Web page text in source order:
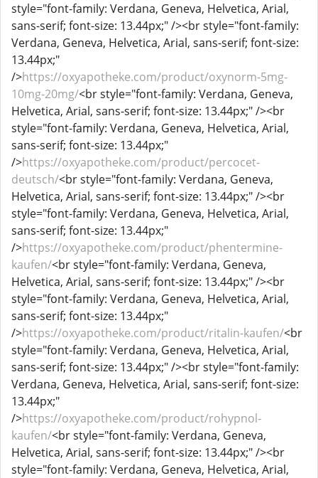
style="font-family: Verdana, Geneva, Helvetica, Arial,
sans-serif; font-size: 13.44px;" /><br style="font-family:
Verdana, Geneva, Helvetica, Arial, sans-serif; font-size:
13.44px;"
/>https://oxyapotheke.com/product/oxynorm-5mg-
10mg-20mg/<br style="font-family: Verdana, Geneva,
Helvetica, Arial, sans-serif; font-size: 13.44px;" /><br
style="font-family: Verdana, Geneva, Helvetica, Arial,
sans-serif; font-size: 13.44px;"
/>https://oxyapotheke.com/product/percocet-
deutsch/<br style="font-family: Verdana, Geneva,
Helvetica, Arial, sans-serif; font-size: 13.44px;" /><br
style="font-family: Verdana, Geneva, Helvetica, Arial,
sans-serif; font-size: 13.44px;"
/>https://oxyapotheke.com/product/phentermine-
kaufen/<br style="font-family: Verdana, Geneva,
Helvetica, Arial, sans-serif; font-size: 13.44px;" /><br
style="font-family: Verdana, Geneva, Helvetica, Arial,
sans-serif; font-size: 13.44px;"
/>https://oxyapotheke.com/product/ritalin-kaufen/<br
style="font-family: Verdana, Geneva, Helvetica, Arial,
sans-serif; font-size: 13.44px;" /><br style="font-family:
Verdana, Geneva, Helvetica, Arial, sans-serif; font-size:
13.44px;"
/>https://oxyapotheke.com/product/rohypnol-
kaufen/<br style="font-family: Verdana, Geneva,
Helvetica, Arial, sans-serif; font-size: 13.44px;" /><br
style="font-family: Verdana, Geneva, Helvetica, Arial,